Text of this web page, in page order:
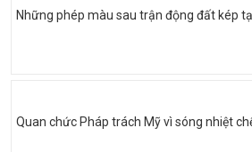
Những phép màu sau trận động đất kép
Quan chức Pháp trách Mỹ vì sóng nhiệt